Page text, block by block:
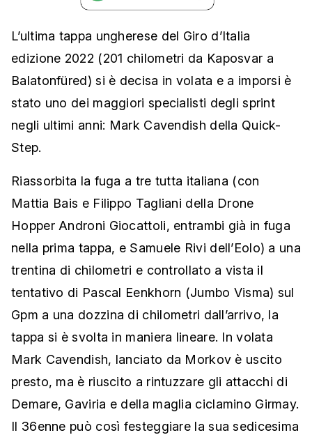
L’ultima tappa ungherese del Giro d’Italia
edizione 2022 (201 chilometri da Kaposvar a
Balatonfüred) si è decisa in volata e a imporsi è
stato uno dei maggiori specialisti degli sprint
negli ultimi anni: Mark Cavendish della Quick-
Step.
Riassorbita la fuga a tre tutta italiana (con
Mattia Bais e Filippo Tagliani della Drone
Hopper Androni Giocattoli, entrambi già in fuga
nella prima tappa, e Samuele Rivi dell’Eolo) a una
trentina di chilometri e controllato a vista il
tentativo di Pascal Eenkhorn (Jumbo Visma) sul
Gpm a una dozzina di chilometri dall’arrivo, la
tappa si è svolta in maniera lineare. In volata
Mark Cavendish, lanciato da Morkov è uscito
presto, ma è riuscito a rintuzzare gli attacchi di
Demare, Gaviria e della maglia ciclamino Girmay.
Il 36enne può così festeggiare la sua sedicesima